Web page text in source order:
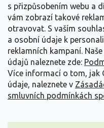
s přizpůsobením webu a
vám zobrazí takové
otravovat. S vaším
a osobní údaje k
reklamních kampaní.
údajů naleznete zde:
Více informací o tom, jak
údaje, naleznete v
smluvních podmínkách
Položka byla
Vše o nákupu